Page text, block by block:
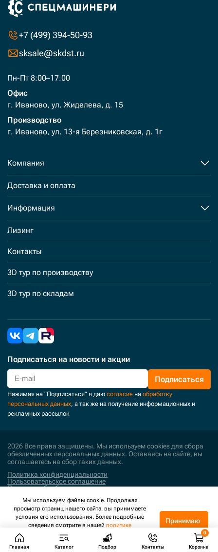
+7 (499) 394-50-93
sksale@skdst.ru
Пн-Пт 8:00–17:00
Офис
г. Иваново, ул. Жиделева, д. 15
Производство
г. Иваново, ул. 13-я Березниковская, д. 1г
Компания
Доставка и оплата
Информация
Лизинг
Контакты
3D тур по производству
3D тур по складам
Подписаться на новости и акции
Подписаться
Нажимая на "Подписаться" я даю согласие на обработку
персональных данных, а так же на получение информационных и
рекламных рассылок
2026 Все права защищены. Мы используем cookies для сбора
обезличенных персональных данных. Оставаясь на сайте, вы
соглашаетесь на сбор таких данных.
Политика конфиденциальности
Пользовательское соглашение
Политика обработки персональных данных
Поддержка и развитие
Главная Каталог Подбор Контакты Корзина
Мы используем файлы cookie. Продолжая
просмотр страниц нашего сайта, вы принимаете
условия его использования. Более подробные
сведения смотрите в нашей политике
конфиденциальности.
Принимаю